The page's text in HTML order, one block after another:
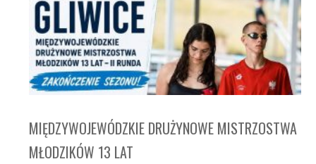
MIĘDZYWOJEWÓDZKIE DRUŻYNOWE MISTRZOSTWA
MŁODZIKÓW 13 LAT